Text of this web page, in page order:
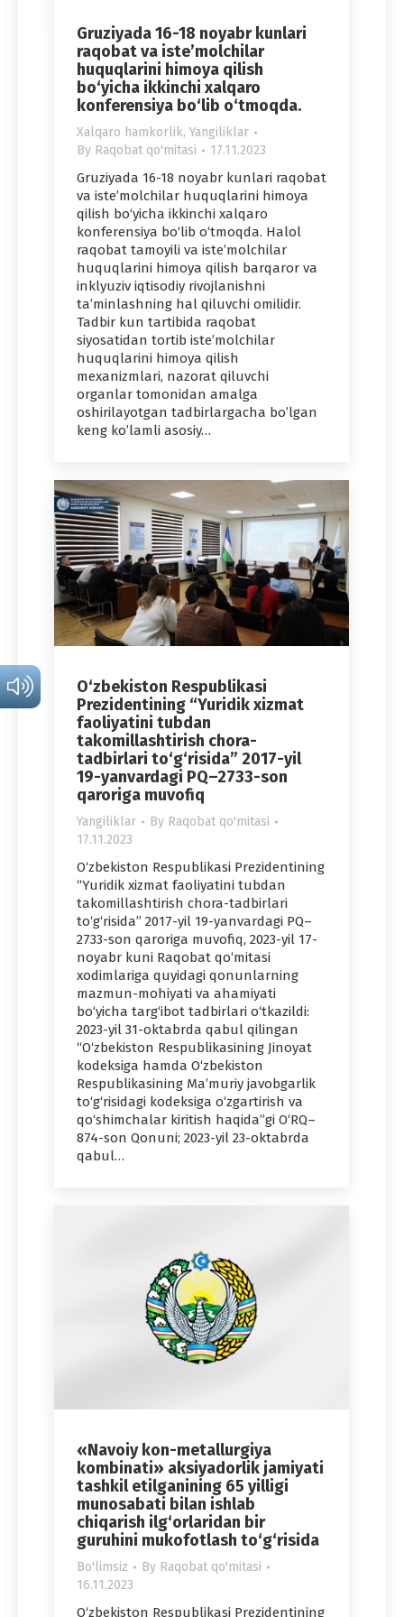
Gruziyada 16-18 noyabr kunlari
raqobat va iste’molchilar
huquqlarini himoya qilish
bo‘yicha ikkinchi xalqaro
konferensiya bo‘lib o‘tmoqda.
Xalqaro hamkorlik, Yangiliklar
By Raqobat qo'mitasi 17.11.2023
Gruziyada 16-18 noyabr kunlari raqobat
va iste’molchilar huquqlarini himoya
qilish bo‘yicha ikkinchi xalqaro
konferensiya bo‘lib o‘tmoqda. Halol
raqobat tamoyili va iste’molchilar
huquqlarini himoya qilish barqaror va
inklyuziv iqtisodiy rivojlanishni
ta’minlashning hal qiluvchi omilidir.
Tadbir kun tartibida raqobat
siyosatidan tortib iste’molchilar
huquqlarini himoya qilish
mexanizmlari, nazorat qiluvchi
organlar tomonidan amalga
oshirilayotgan tadbirlargacha bo’lgan
keng ko’lamli asosiy…
O‘zbekiston Respublikasi
Prezidentining “Yuridik xizmat
faoliyatini tubdan
takomillashtirish chora-
tadbirlari to‘g‘risida” 2017-yil
19-yanvardagi PQ–2733-son
qaroriga muvofiq
Yangiliklar By Raqobat qo'mitasi
17.11.2023
O‘zbekiston Respublikasi Prezidentining
“Yuridik xizmat faoliyatini tubdan
takomillashtirish chora-tadbirlari
to‘g‘risida” 2017-yil 19-yanvardagi PQ–
2733-son qaroriga muvofiq, 2023-yil 17-
noyabr kuni Raqobat qo‘mitasi
xodimlariga quyidagi qonunlarning
mazmun-mohiyati va ahamiyati
bo‘yicha targ‘ibot tadbirlari o‘tkazildi:
2023-yil 31-oktabrda qabul qilingan
“O‘zbekiston Respublikasining Jinoyat
kodeksiga hamda O‘zbekiston
Respublikasining Ma’muriy javobgarlik
to‘g‘risidagi kodeksiga o‘zgartirish va
qo‘shimchalar kiritish haqida”gi O‘RQ–
874-son Qonuni; 2023-yil 23-oktabrda
qabul…
«Navoiy kon-metallurgiya
kombinati» aksiyadorlik jamiyati
tashkil etilganining 65 yilligi
munosabati bilan ishlab
chiqarish ilg‘orlaridan bir
guruhini mukofotlash to‘g‘risida
Bo'limsiz By Raqobat qo'mitasi
16.11.2023
O‘zbekiston Respublikasi Prezidentining